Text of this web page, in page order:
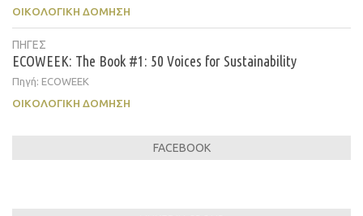
ΟΙΚΟΛΟΓΙΚΉ ΔΌΜΗΣΗ
ΠΗΓΕΣ
ECOWEEK: The Book #1: 50 Voices for Sustainability
Πηγή: ECOWEEK
ΟΙΚΟΛΟΓΙΚΉ ΔΌΜΗΣΗ
FACEBOOK